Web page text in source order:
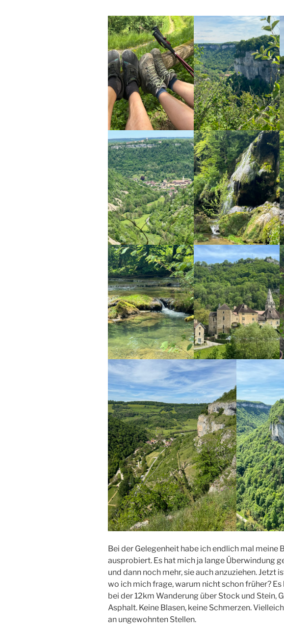
Bei der Gelegenheit habe ich endlich mal meine
ausprobiert. Es hat mich ja lange Überwindung
und dann noch mehr, sie auch anzuziehen. Jetzt
wo ich mich frage, warum nicht schon früher?
bei der 12km Wanderung über Stock und Stein,
Asphalt. Keine Blasen, keine Schmerzen.
an ungewohnten Stellen.